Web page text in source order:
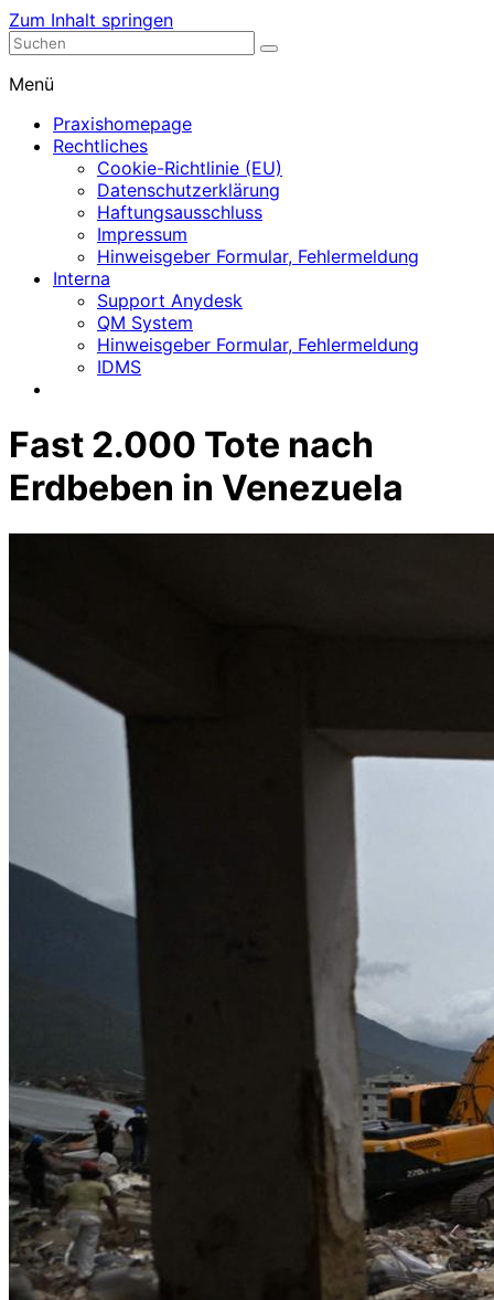
Zum Inhalt springen
Nephrologische Praxis mit Dialyse
Menü
Praxishomepage
Rechtliches
Cookie-Richtlinie (EU)
Datenschutzerklärung
Haftungsausschluss
Impressum
Hinweisgeber Formular, Fehlermeldung
Interna
Support Anydesk
QM System
Hinweisgeber Formular, Fehlermeldung
IDMS
Fast 2.000 Tote nach
Erdbeben in Venezuela